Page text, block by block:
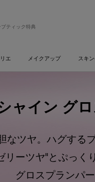
ティック特典
エ メイクアップ スキ
ャイン グ
なツヤ。ハグする
リーツヤ"とぷっく
グロスプランパー